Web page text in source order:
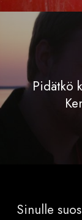
Pidätkö
Sinulle